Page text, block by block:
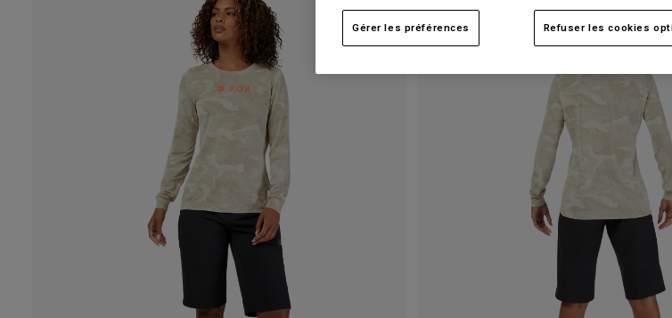
Gérer les préférences Refuser les cookies